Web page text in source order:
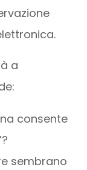
a
consente
sembrano